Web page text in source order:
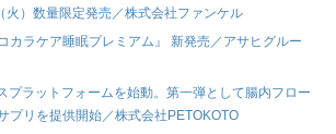
火）数量限定発売／株式会社ファンケル
カラケア睡眠プレミアム』 新発売／アサヒグルー
プラットフォームを始動。第一弾として腸内フロー
プリを提供開始／株式会社PETOKOTO